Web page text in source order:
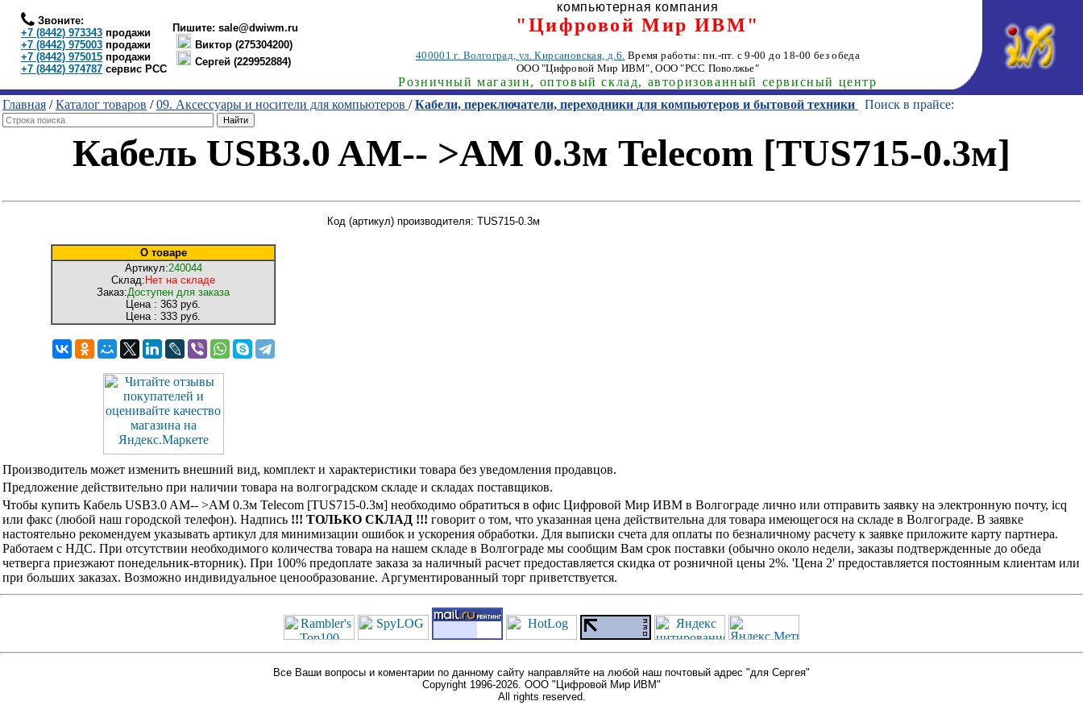
Звоните:
+7 (8442) 973343 продажи
+7 (8442) 975003 продажи
+7 (8442) 975015 продажи
+7 (8442) 974787 сервис РСС
Пишите: sale@dwiwm.ru
Виктор (275304200)
Сергей (229952884)
компьютерная компания
"Цифровой Мир ИВМ"
400001г. Волгоград, ул. Кирсановская, д.6. Время работы: пн.-пт. с 9-00 до 18-00 без обеда
ООО "Цифровой Мир ИВМ", ООО "РСС Поволжье"
Розничный магазин, оптовый склад, авторизованный сервисный центр
Главная /Каталог товаров /09. Аксессуары и носители для компьютеров /Кабели, переключатели, переходники для компьютеров и бытовой техники Поиск в прайсе:
Кабель USB3.0 AM-- >AM 0.3м Telecom [TUS715-0.3м]
О товаре
Артикул:240044
Склад: Нет на складе
Заказ:Доступен для заказа
Цена : 363 руб.
Цена : 333 руб.
Код (артикул) производителя: TUS715-0.3м
Производитель может изменить внешний вид, комплект и характеристики товара без уведомления продавцов.
Предложение действительно при наличии товара на волгоградском складе и складах поставщиков.
Чтобы купить Кабель USB3.0 AM-- >AM 0.3м Telecom [TUS715-0.3м] необходимо обратиться в офис Цифровой Мир ИВМ в Волгограде лично или отправить заявку на электронную почту, icq
или факс (любой наш городской телефон). Надпись !!! ТОЛЬКО СКЛАД !!! говорит о том, что указанная цена действительна для товара имеющегося на складе в Волгограде. В заявке
настоятельно рекомендуем указывать артикул для минимизации ошибок и ускорения обработки. Для выписки счета для оплаты по безналичному расчету к заявке приложите карту партнера.
Работаем с НДС. При отсутствии необходимого количества товара на нашем складе в Волгограде мы сообщим Вам срок поставки (обычно около недели, заказы подтвержденные до обеда
четверга приезжают понедельник-вторник). При 100% предоплате заказа за наличный расчет предоставляется скидка от розничной цены 2%. 'Цена 2' предоставляется постоянным клиентам или
при больших заказах. Возможно индивидуальное ценообразование. Аргументированный торг приветствуется.
Все Ваши вопросы и коментарии по данному сайту направляйте на любой наш почтовый адрес "для Сергея"
Copyright 1996-2026. ООО "Цифровой Мир ИВМ"
All rights reserved.